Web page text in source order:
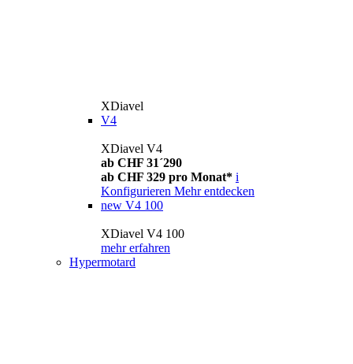
XDiavel
V4
XDiavel V4
ab CHF 31´290
ab CHF 329 pro Monat* i
Konfigurieren Mehr entdecken
new V4 100
XDiavel V4 100
mehr erfahren
Hypermotard